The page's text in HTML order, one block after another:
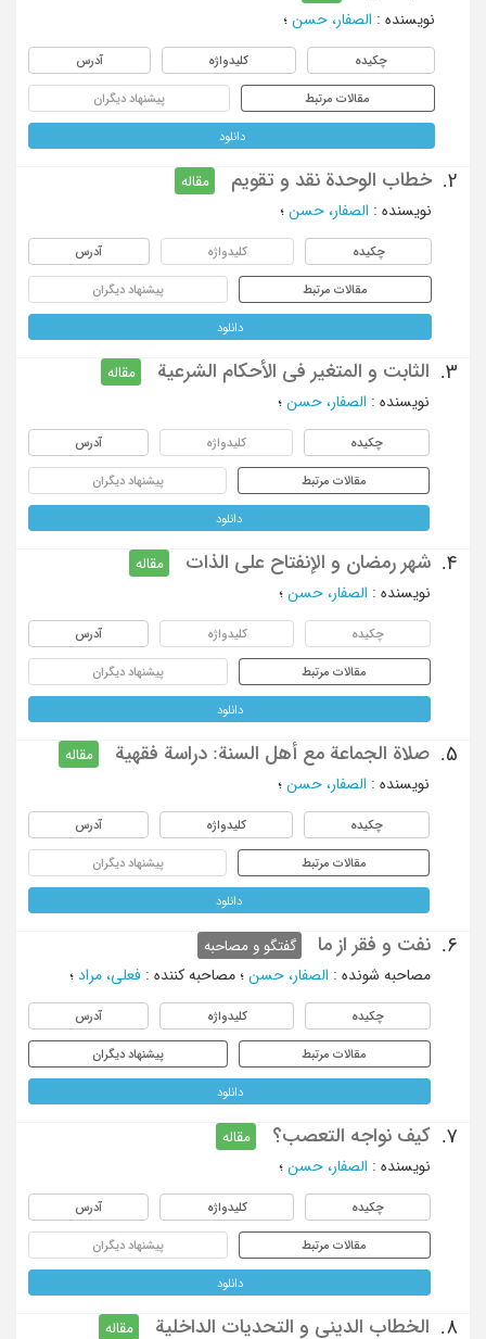
نویسنده : الصفار، حسن ؛
چکیده کلیدواژه آدرس
مقالات مرتبط پیشنهاد دیگران
دانلود
2. خطاب الوحدة نقد و تقویم
مقاله
نویسنده : الصفار، حسن ؛
چکیده کلیدواژه آدرس
مقالات مرتبط پیشنهاد دیگران
دانلود
3. الثابت و المتغیر في الأحکام الشرعیة
مقاله
نویسنده : الصفار، حسن ؛
چکیده کلیدواژه آدرس
مقالات مرتبط پیشنهاد دیگران
دانلود
4. شهر رمضان و الإنفتاح علی الذات
مقاله
نویسنده : الصفار، حسن ؛
چکیده کلیدواژه آدرس
مقالات مرتبط پیشنهاد دیگران
دانلود
5. صلاة الجماعة مع أهل السنة: دراسة فقهیة
مقاله
نویسنده : الصفار، حسن ؛
چکیده کلیدواژه آدرس
مقالات مرتبط پیشنهاد دیگران
دانلود
6. نفت و فقر از ما
گفتگو و مصاحبه
مصاحبه شونده : الصفار، حسن ؛ مصاحبه کننده : فعلی، مراد ؛
چکیده کلیدواژه آدرس
مقالات مرتبط پیشنهاد دیگران
دانلود
7. کیف نواجه التعصب؟
مقاله
نویسنده : الصفار، حسن ؛
چکیده کلیدواژه آدرس
مقالات مرتبط پیشنهاد دیگران
دانلود
8. الخطاب الدینی و التحدیات الداخلیة
مقاله